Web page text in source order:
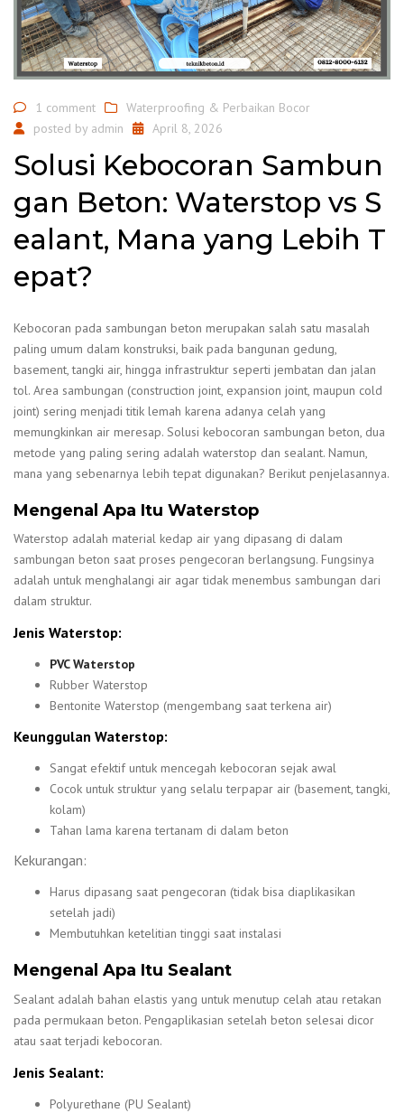
1 comment
Waterproofing & Perbaikan Bocor
posted by admin April 8, 2026
Solusi Kebocoran Sambun
gan Beton: Waterstop vs S
ealant, Mana yang Lebih T
epat?
Kebocoran pada sambungan beton merupakan salah satu masalah
paling umum dalam konstruksi, baik pada bangunan gedung,
basement, tangki air, hingga infrastruktur seperti jembatan dan jalan
tol. Area sambungan (construction joint, expansion joint, maupun cold
joint) sering menjadi titik lemah karena adanya celah yang
memungkinkan air meresap. Solusi kebocoran sambungan beton, dua
metode yang paling sering adalah waterstop dan sealant. Namun,
mana yang sebenarnya lebih tepat digunakan? Berikut penjelasannya.
Mengenal Apa Itu Waterstop
Waterstop adalah material kedap air yang dipasang di dalam
sambungan beton saat proses pengecoran berlangsung. Fungsinya
adalah untuk menghalangi air agar tidak menembus sambungan dari
dalam struktur.
Jenis Waterstop:
PVC Waterstop
Rubber Waterstop
Bentonite Waterstop (mengembang saat terkena air)
Keunggulan Waterstop:
Sangat efektif untuk mencegah kebocoran sejak awal
Cocok untuk struktur yang selalu terpapar air (basement, tangki,
kolam)
Tahan lama karena tertanam di dalam beton
Kekurangan:
Harus dipasang saat pengecoran (tidak bisa diaplikasikan
setelah jadi)
Membutuhkan ketelitian tinggi saat instalasi
Mengenal Apa Itu Sealant
Sealant adalah bahan elastis yang untuk menutup celah atau retakan
pada permukaan beton. Pengaplikasian setelah beton selesai dicor
atau saat terjadi kebocoran.
Jenis Sealant:
Polyurethane (PU Sealant)